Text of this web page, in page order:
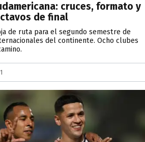
cruces, formato y
de final
de ruta para el segundo semestre de
del continente. Ocho clubes